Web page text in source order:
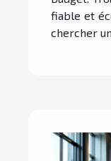
fiable et
chercher